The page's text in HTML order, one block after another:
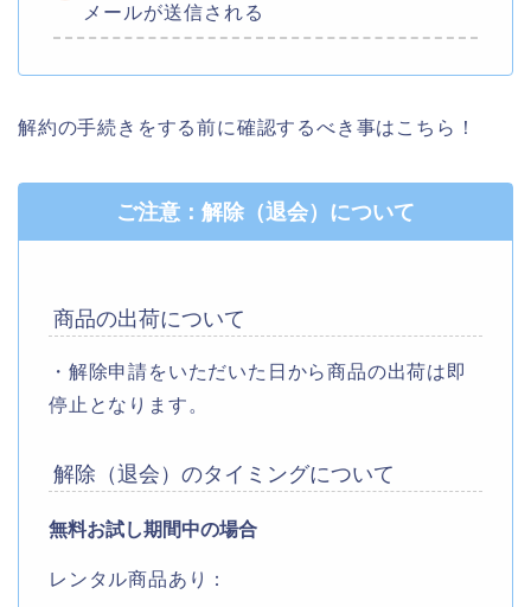
メールが送信される
解約の手続きをする前に確認するべき事はこちら！
ご注意：解除（退会）について
商品の出荷について
・解除申請をいただいた日から商品の出荷は即
停止となります。
解除（退会）のタイミングについて
無料お試し期間中の場合
レンタル商品あり：